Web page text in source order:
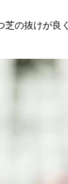
芝の抜けが良